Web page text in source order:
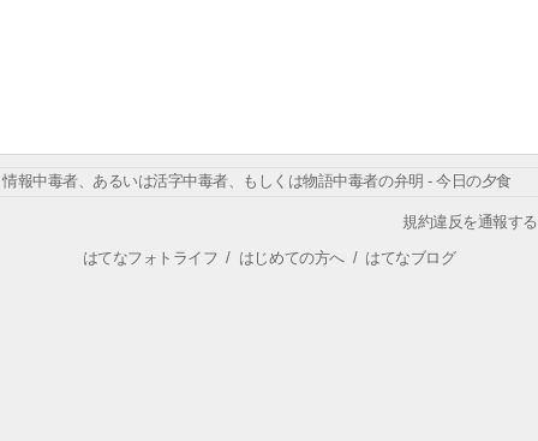
情報中毒者、あるいは活字中毒者、もしくは物語中毒者の弁明 - 今日の夕食
規約違反を通報する
はてなフォトライフ / はじめての方へ/ はてなブログ